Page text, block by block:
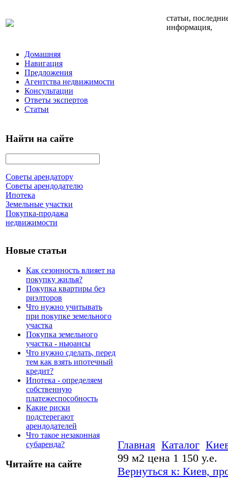
статьи,
информация,
Домашняя
Навигация
Предложения
Агентства недвижимости
Консультации
Ответы экспертов
Статьи
Найти на сайте
Советы арендатору
Советы арендодателю
Ипотека
Земельные участки
Покупка-продажа
недвижимости
Новые статьи
Как сезонность влияет на
покупку жилья?
Покупка квартиры без
риэлторов
Что нужно учитывать
при покупке земельного
участка
Покупка земельного
участка - ньюансы
Что нужно сделать, перед
тем как взять ипотечный
кредит?
Ипотека - определяем
собственную
платежеспособность
Какие риски
подстерегают
арендодателей
Что такое незаконная
субаренда?
Читайте на сайте
Главная Каталог
99 м2 цена 1 150 у.е.
Вернуться к: Киев,